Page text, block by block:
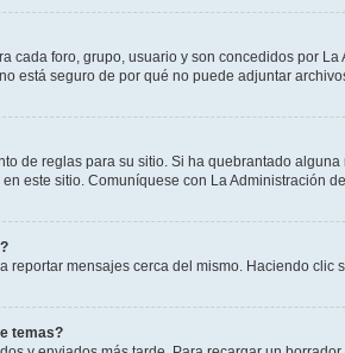
cada foro, grupo, usuario y son concedidos por
está seguro de por qué no puede adjuntar
de reglas para su sitio. Si ha quebrantado
este sitio. Comuníquese con La Administración
mensajes cerca del mismo. Haciendo
temas?